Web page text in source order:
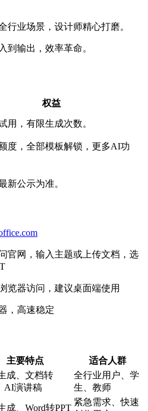
行业场景，设计师精心打磨。
到输出，效率革命。
权益
用，有限生成次数。
度，全部模板解锁，更多AI功
新公示为准。
官网，输入主题或上传文档，选
览器访问，建议桌面端使用
，高速稳定
主要特点 适合人群
成、文档转
AI演讲稿
全行业用户、学
生、教师
成、Word转PPT
紧急需求、快速